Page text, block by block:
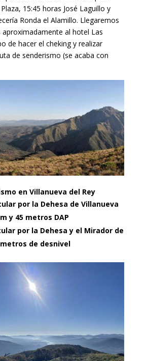
15:45 horas José Laguillo y
Ronda el Alamillo. Llegaremos
aproximadamente al hotel Las
de hacer el cheking y realizar
de senderismo (se acaba con
en Villanueva del Rey
por la Dehesa de Villanueva
y 45 metros DAP
por la Dehesa y el Mirador de
metros de desnivel